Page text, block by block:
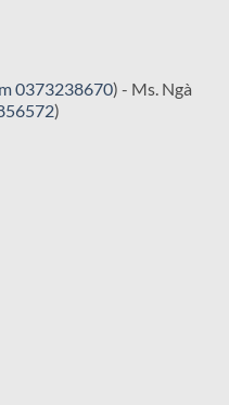
0373238670) - Ms. Ngà
)